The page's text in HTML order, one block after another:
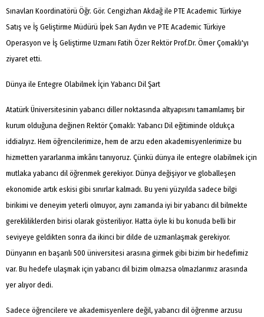
Sınavları Koordinatörü Öğr. Gör. Cengizhan Akdağ ile PTE Academic Türkiye
Satış ve İş Geliştirme Müdürü İpek Sarı Aydın ve PTE Academic Türkiye
Operasyon ve İş Geliştirme Uzmanı Fatih Özer Rektör Prof.Dr. Ömer Çomaklı'yı
ziyaret etti.
Dünya ile Entegre Olabilmek İçin Yabancı Dil Şart
Atatürk Üniversitesinin yabancı diller noktasında altyapısını tamamlamış bir
kurum olduğuna değinen Rektör Çomaklı: Yabancı Dil eğitiminde oldukça
iddialıyız. Hem öğrencilerimize, hem de arzu eden akademisyenlerimize bu
hizmetten yararlanma imkânı tanıyoruz. Çünkü dünya ile entegre olabilmek için
mutlaka yabancı dil öğrenmek gerekiyor. Dünya değişiyor ve globalleşen
ekonomide artık eskisi gibi sınırlar kalmadı. Bu yeni yüzyılda sadece bilgi
birikimi ve deneyim yeterli olmuyor, aynı zamanda iyi bir yabancı dil bilmekte
gerekliliklerden birisi olarak gösteriliyor. Hatta öyle ki bu konuda belli bir
seviyeye geldikten sonra da ikinci bir dilde de uzmanlaşmak gerekiyor.
Dünyanın en başarılı 500 üniversitesi arasına girmek gibi bizim bir hedefimiz
var. Bu hedefe ulaşmak için yabancı dil bizim olmazsa olmazlarımız arasında
yer alıyor dedi.
Sadece öğrencilere ve akademisyenlere değil, yabancı dil öğrenme arzusu